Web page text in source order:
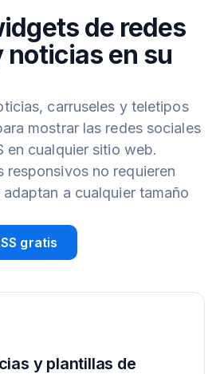
de redes
noticias en su
carruseles y teletipos
mostrar las redes sociales
en cualquier sitio web.
responsivos no requieren
a cualquier tamaño
gratis
y plantillas de